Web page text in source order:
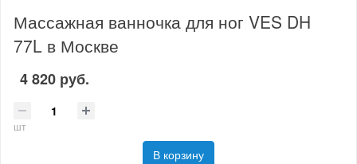
Массажная ванночка для ног VES DH
77L в Москве
4 820 руб.
шт
В корзину